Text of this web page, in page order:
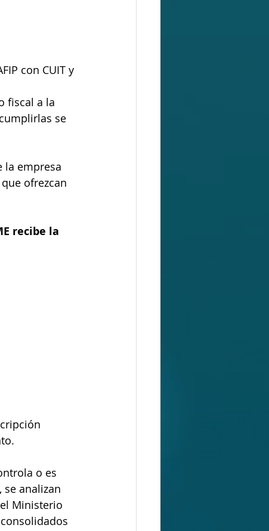
con CUIT y
fiscal a la
se
la empresa
ofrezcan
recibe la
o es
analizan
Ministerio